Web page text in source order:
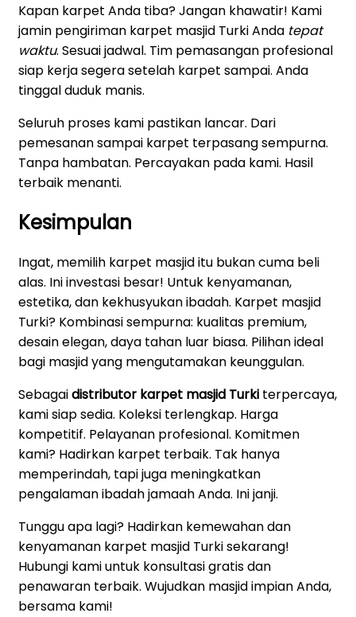
Kapan karpet Anda tiba? Jangan khawatir! Kami
jamin pengiriman karpet masjid Turki Anda tepat
waktu. Sesuai jadwal. Tim pemasangan profesional
siap kerja segera setelah karpet sampai. Anda
tinggal duduk manis.
Seluruh proses kami pastikan lancar. Dari
pemesanan sampai karpet terpasang sempurna.
Tanpa hambatan. Percayakan pada kami. Hasil
terbaik menanti.
Kesimpulan
Ingat, memilih karpet masjid itu bukan cuma beli
alas. Ini investasi besar! Untuk kenyamanan,
estetika, dan kekhusyukan ibadah. Karpet masjid
Turki? Kombinasi sempurna: kualitas premium,
desain elegan, daya tahan luar biasa. Pilihan ideal
bagi masjid yang mengutamakan keunggulan.
Sebagaidistributor karpet masjid Turki terpercaya,
kami siap sedia. Koleksi terlengkap. Harga
kompetitif. Pelayanan profesional. Komitmen
kami? Hadirkan karpet terbaik. Tak hanya
memperindah, tapi juga meningkatkan
pengalaman ibadah jamaah Anda. Ini janji.
Tunggu apa lagi? Hadirkan kemewahan dan
kenyamanan karpet masjid Turki sekarang!
Hubungi kami untuk konsultasi gratis dan
penawaran terbaik. Wujudkan masjid impian Anda,
bersama kami!